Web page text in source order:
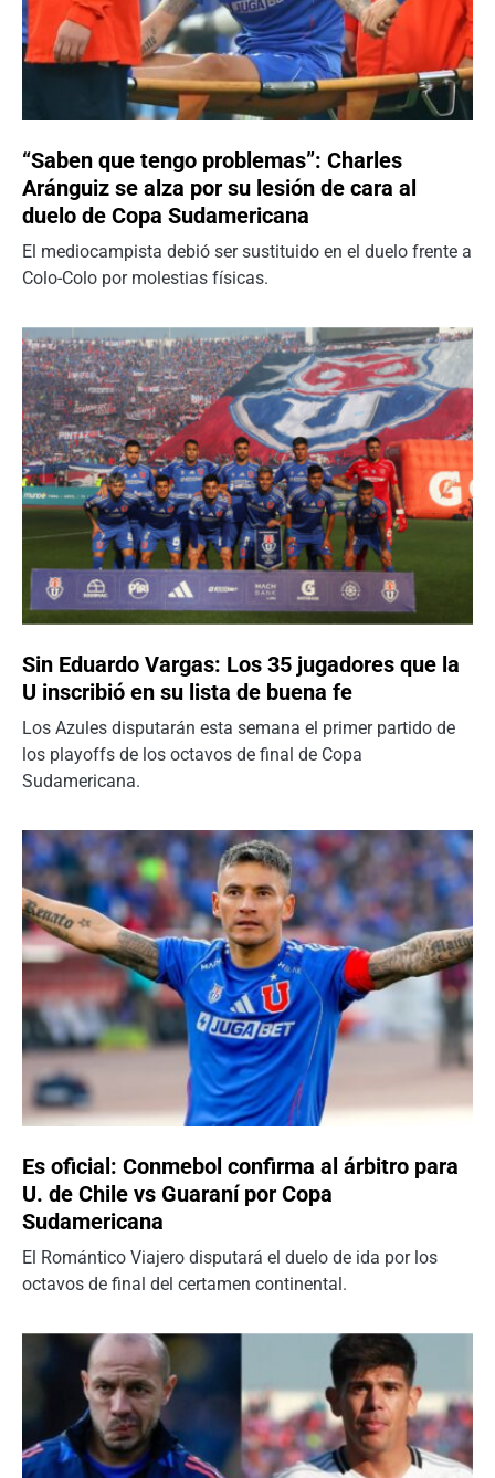
“Saben que tengo problemas”: Charles
Aránguiz se alza por su lesión de cara al
duelo de Copa Sudamericana
El mediocampista debió ser sustituido en el duelo frente a
Colo-Colo por molestias físicas.
Sin Eduardo Vargas: Los 35 jugadores que la
U inscribió en su lista de buena fe
Los Azules disputarán esta semana el primer partido de
los playoffs de los octavos de final de Copa
Sudamericana.
Es oficial: Conmebol confirma al árbitro para
U. de Chile vs Guaraní por Copa
Sudamericana
El Romántico Viajero disputará el duelo de ida por los
octavos de final del certamen continental.